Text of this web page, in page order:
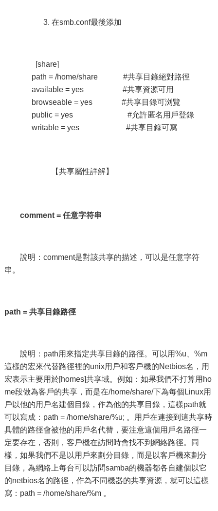
3. 在smb.conf最後添加
[share]
path = /home/share #共享目錄絕對路徑
available = yes #共享資源可用
browseable = yes #共享目錄可浏覽
public = yes #允許匿名用戶登錄
writable = yes #共享目錄可寫
【共享屬性詳解】
comment = 任意字符串
說明：comment是對該共享的描述，可以是任意字符
串。
path = 共享目錄路徑
說明：path用來指定共享目錄的路徑。可以用%u、%m
這樣的宏來代替路徑裡的unix用戶和客戶機的Netbios名，用
宏表示主要用於[homes]共享域。例如：如果我們不打算用ho
me段做為客戶的共享，而是在/home/share/下為每個Linux用
戶以他的用戶名建個目錄，作為他的共享目錄，這樣path就
可以寫成：path = /home/share/%u; 。用戶在連接到這共享時
具體的路徑會被他的用戶名代替，要注意這個用戶名路徑一
定要存在，否則，客戶機在訪問時會找不到網絡路徑。同
樣，如果我們不是以用戶來劃分目錄，而是以客戶機來劃分
目錄，為網絡上每台可以訪問samba的機器都各自建個以它
的netbios名的路徑，作為不同機器的共享資源，就可以這樣
寫：path = /home/share/%m 。